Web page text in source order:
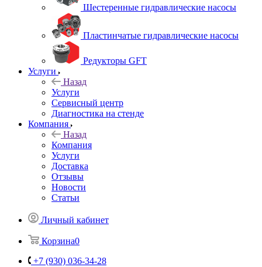
Шестеренные гидравлические насосы
Пластинчатые гидравлические насосы
Редукторы GFT
Услуги
Назад
Услуги
Сервисный центр
Диагностика на стенде
Компания
Назад
Компания
Услуги
Доставка
Отзывы
Новости
Статьи
Личный кабинет
Корзина0
+7 (930) 036-34-28